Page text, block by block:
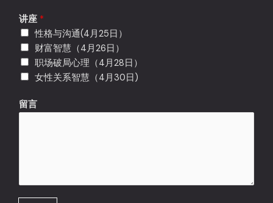
职
业
邮
箱
姓
讲座 *
性格与沟通(4月25日）
财富智慧（4月26日）
职场破局心理（4月28日）
女性关系智慧（4月30日)
留言